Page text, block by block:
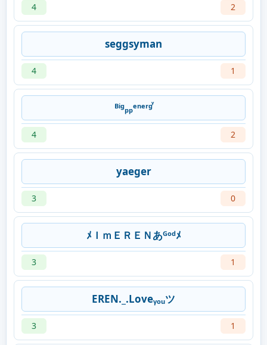
4 2
seggsyman
4 1
ᴮⁱᶢₚₚᵉⁿᵉʳᶢꙷ
4 2
yaeger
3 0
ﾒＩｍＥＲＥＮあᴳᵒᵈﾒ
3 1
EREN._.Loveᵧₒᵤツ
3 1